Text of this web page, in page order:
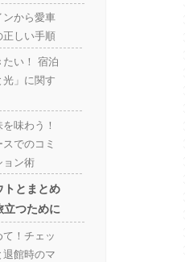
ンから愛車
正しい手順
たい！ 宿泊
」に関す
味わう！
でのコミ
ョン術
トとまとめ
立つために
！チェッ
退館時のマ